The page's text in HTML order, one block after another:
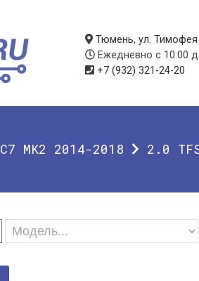
Тюмень, ул. Тимофея
Ежедневно с 10:00
+7 (932) 321-24-20
C7 MK2 2014-2018 2.0